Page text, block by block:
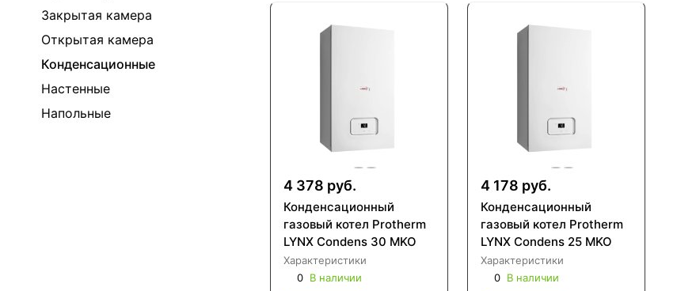
Закрытая камера
Открытая камера
Конденсационные
Настенные
Напольные
4 378 руб.
Конденсационный
газовый котел Protherm
LYNX Condens 30 MKO
Характеристики
0 В наличии
4 178 руб.
Конденсационный
газовый котел Protherm
LYNX Condens 25 MKO
Характеристики
0 В наличии